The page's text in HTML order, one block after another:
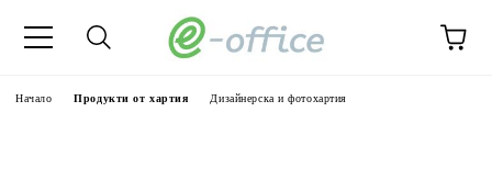
Начало Продукти от хартия Дизайнерска и фотохартия